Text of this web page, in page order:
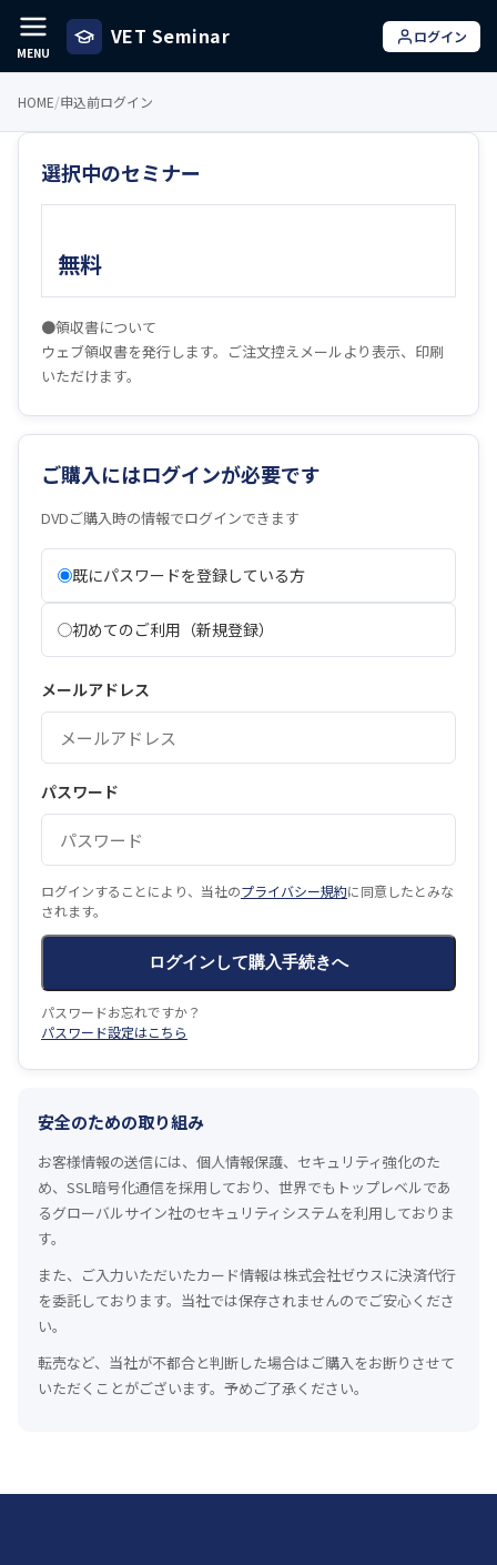
MENU
VET Seminar ログイン
HOME/申込前ログイン
選択中のセミナー
無料
●領収書について
ウェブ領収書を発行します。ご注文控えメールより表示、印刷
いただけます。
ご購入にはログインが必要です
DVDご購入時の情報でログインできます
既にパスワードを登録している方
初めてのご利用（新規登録）
メールアドレス
パスワード
ログインすることにより、当社のプライバシー規約に同意したとみな
されます。
パスワードお忘れですか？
パスワード設定はこちら
安全のための取り組み
お客様情報の送信には、個人情報保護、セキュリティ強化のた
め、SSL暗号化通信を採用しており、世界でもトップレベルであ
るグローバルサイン社のセキュリティシステムを利用しておりま
す。
また、ご入力いただいたカード情報は株式会社ゼウスに決済代行
を委託しております。当社では保存されませんのでご安心くださ
い。
転売など、当社が不都合と判断した場合はご購入をお断りさせて
いただくことがございます。予めご了承ください。